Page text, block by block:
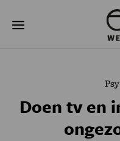
naar
NATUURWETENSCHAPPEN
Doen tv en